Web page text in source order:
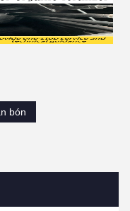
bón